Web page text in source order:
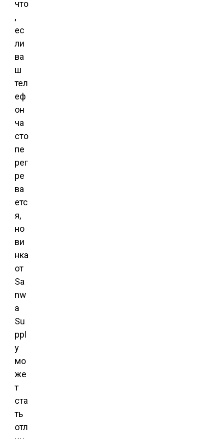
что
,
ес
ли
ва
ш
тел
еф
он
ча
сто
пе
рег
ре
ва
етс
я,
но
ви
нка
от
Sa
nw
a
Su
ppl
y
мо
же
т
ста
ть
отл